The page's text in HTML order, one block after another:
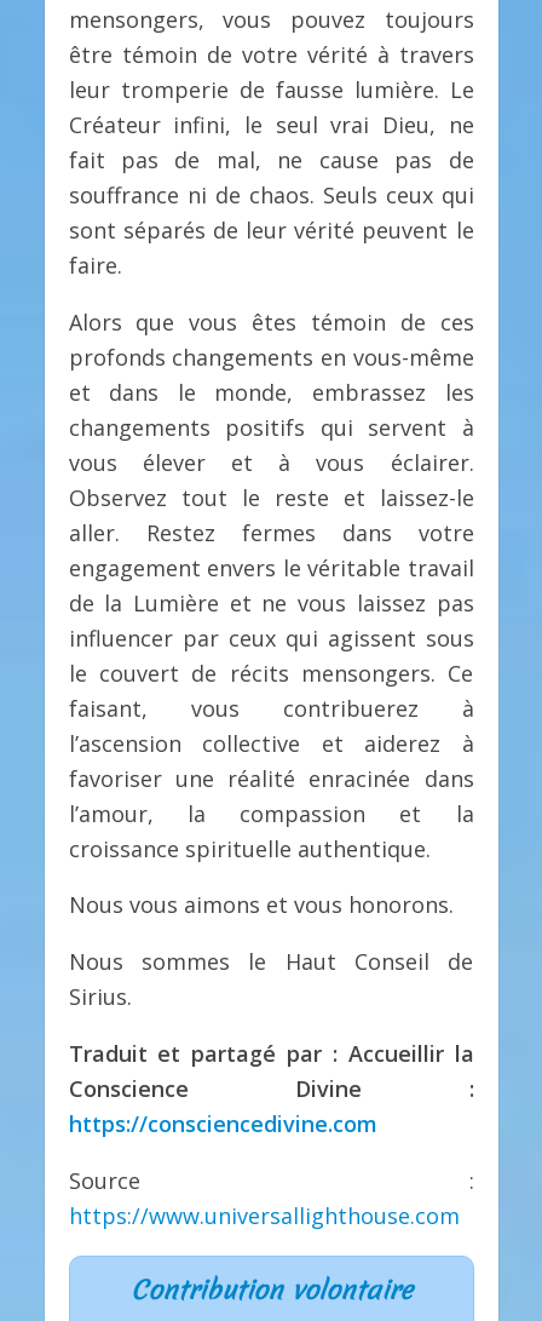
mensongers, vous pouvez toujours
être témoin de votre vérité à travers
leur tromperie de fausse lumière. Le
Créateur infini, le seul vrai Dieu, ne
fait pas de mal, ne cause pas de
souffrance ni de chaos. Seuls ceux qui
sont séparés de leur vérité peuvent le
faire.
Alors que vous êtes témoin de ces
profonds changements en vous-même
et dans le monde, embrassez les
changements positifs qui servent à
vous élever et à vous éclairer.
Observez tout le reste et laissez-le
aller. Restez fermes dans votre
engagement envers le véritable travail
de la Lumière et ne vous laissez pas
influencer par ceux qui agissent sous
le couvert de récits mensongers. Ce
faisant, vous contribuerez à
l’ascension collective et aiderez à
favoriser une réalité enracinée dans
l’amour, la compassion et la
croissance spirituelle authentique.
Nous vous aimons et vous honorons.
Nous sommes le Haut Conseil de
Sirius.
Traduit et partagé par : Accueillir la
Conscience Divine :
https://consciencedivine.com
Source :
https://www.universallighthouse.com
Contribution volontaire